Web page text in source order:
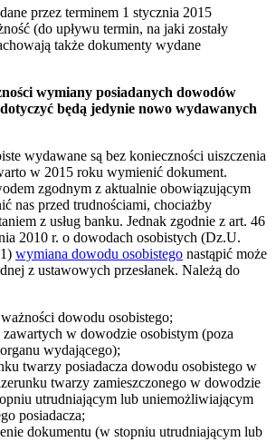
przez terminem 1 stycznia 2015
(do upływu termin, na jaki zostały
także dokumenty wydane
wymiany posiadanych dowodów
będą jedynie nowo wydawanych
wydawane są bez konieczności uiszczenia
w 2015 roku wymienić dokument.
zgodnym z aktualnie obowiązującym
nas przed trudnościami, chociażby
z usług banku. Jednak zgodnie z art. 46
2010 r. o dowodach osobistych (Dz.U.
wymiana dowodu osobistego nastąpić może
z ustawowych przesłanek. Należą do
dowodu osobistego;
zawartych w dowodzie osobistym (poza
wydającego);
twarzy posiadacza dowodu osobistego w
twarzy zamieszczonego w dowodzie
utrudniającym lub uniemożliwiającym
posiadacza;
dokumentu (w stopniu utrudniającym lub